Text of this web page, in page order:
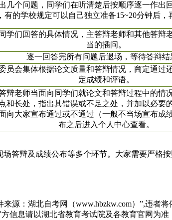
几个问题，同学们在听清楚后按顺序逐一作出
有的学校规定可以自己独立准备15~20分钟后，
学们回答的具体情况，主答辩老师和其他答辩
当的插问。
逐一回答完所有问题后退场，等待答辩结
员会集体根据论文质量和答辩情况，商定通过
定成绩和评语。
辩老师当面向同学们就论文和答辩过程中的情
和长处，指出其错误或不足之处，并加以必要
向大家宣布通过或不通过（一般不当场宣布成
布之后进入个人中心查看。
辩及成绩公布等多个环节。大家需要严格
源：湖北自考网（www.hbzkw.com）”,违者将
信息请以湖北省教育考试院及各教育官网为准